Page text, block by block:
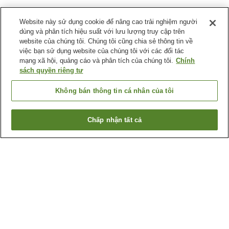
Quay lại trang trước
Website này sử dụng cookie để nâng cao trải nghiệm người
dùng và phân tích hiệu suất với lưu lượng truy cập trên
website của chúng tôi. Chúng tôi cũng chia sẻ thông tin về
việc bạn sử dụng website của chúng tôi với các đối tác
mạng xã hội, quảng cáo và phân tích của chúng tôi. Chính
sách quyền riêng tư
Không bán thông tin cá nhân của tôi
Chấp nhận tất cả